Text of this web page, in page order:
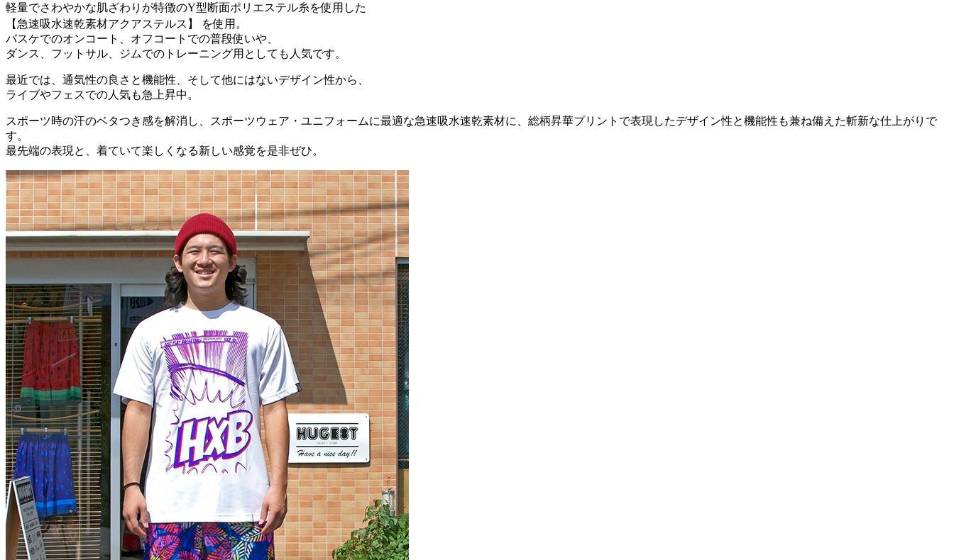
軽量でさわやかな肌ざわりが特徴のY型断面ポリエステル糸を使用した
【急速吸水速乾素材アクアステルス】 を使用。
バスケでのオンコート、オフコートでの普段使いや、
ダンス、フットサル、ジムでのトレーニング用としても人気です。
最近では、通気性の良さと機能性、そして他にはないデザイン性から、
ライブやフェスでの人気も急上昇中。
スポーツ時の汗のベタつき感を解消し、スポーツウェア・ユニフォームに最適な急速吸水速乾素材に、総柄昇華プリントで表現したデザイン性と機能性も兼ね備えた斬新な仕上がりで
す。
最先端の表現と、着ていて楽しくなる新しい感覚を是非ぜひ。